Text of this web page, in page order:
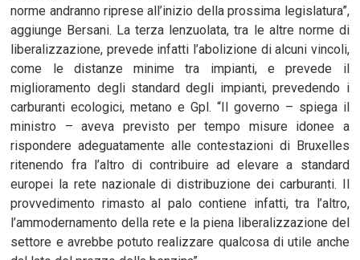
norme andranno riprese all’inizio della prossima legislatura”,
aggiunge Bersani. La terza lenzuolata, tra le altre norme di
liberalizzazione, prevede infatti l’abolizione di alcuni vincoli,
come le distanze minime tra impianti, e prevede il
miglioramento degli standard degli impianti, prevedendo i
carburanti ecologici, metano e Gpl. “Il governo – spiega il
ministro – aveva previsto per tempo misure idonee a
rispondere adeguatamente alle contestazioni di Bruxelles
ritenendo fra l’altro di contribuire ad elevare a standard
europei la rete nazionale di distribuzione dei carburanti. Il
provvedimento rimasto al palo contiene infatti, tra l’altro,
l’ammodernamento della rete e la piena liberalizzazione del
settore e avrebbe potuto realizzare qualcosa di utile anche